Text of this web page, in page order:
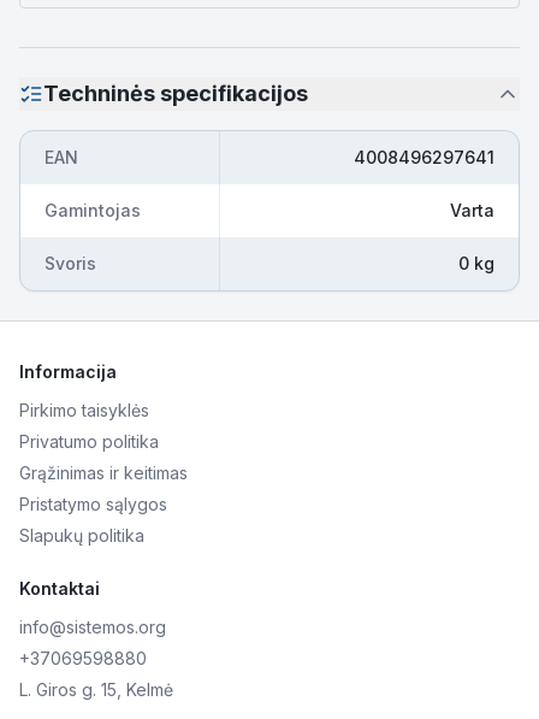
Techninės specifikacijos
EAN 4008496297641
Gamintojas Varta
Svoris 0 kg
Informacija
Pirkimo taisyklės
Privatumo politika
Grąžinimas ir keitimas
Pristatymo sąlygos
Slapukų politika
Kontaktai
info@sistemos.org
+37069598880
L. Giros g. 15, Kelmė